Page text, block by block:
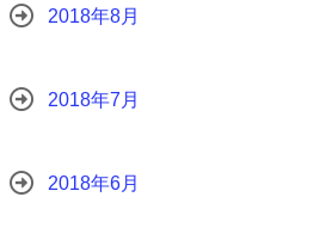
2018年8月
2018年7月
2018年6月